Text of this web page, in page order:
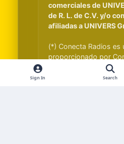
comerciales de
de R. L. de C.V. y/o
afiliadas a UNIVERS
(*) Conecta Radios es
proporcionado por
S.A. y es
Group S. de R. L. de
Sign In Search